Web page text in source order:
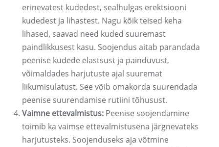
erinevatest kudedest, sealhulgas erektsiooni
kudedest ja lihastest. Nagu kõik teised keha
lihased, saavad need kuded suuremast
paindlikkusest kasu. Soojendus aitab parandada
peenise kudede elastsust ja painduvust,
võimaldades harjutuste ajal suuremat
liikumisulatust. See võib omakorda suurendada
peenise suurendamise rutiini tõhusust.
Vaimne ettevalmistus: Peenise soojendamine
toimib ka vaimse ettevalmistusena järgnevateks
harjutusteks. Soojenduseks aja võtmine